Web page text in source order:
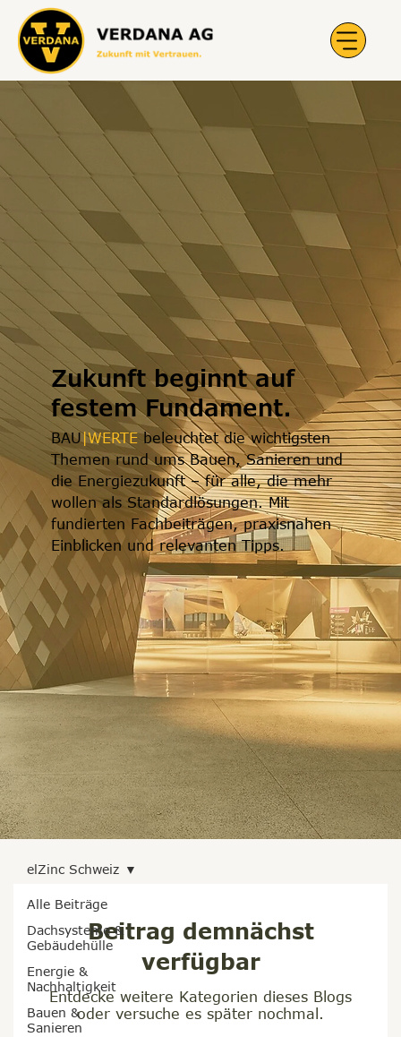
Zukunft beginnt auf
festem Fundament.
BAU|WERTE beleuchtet die wichtigsten
Themen rund ums Bauen, Sanieren und
die Energiezukunft – für alle, die mehr
wollen als Standardlösungen. Mit
fundierten Fachbeiträgen, praxisnahen
Einblicken und relevanten Tipps.
Alle Beiträge
Dachsysteme &
Gebäudehülle
Energie &
Nachhaltigkeit
Bauen &
Sanieren
elZinc Schweiz
Beitrag demnächst
verfügbar
Entdecke weitere Kategorien dieses Blogs
oder versuche es später nochmal.